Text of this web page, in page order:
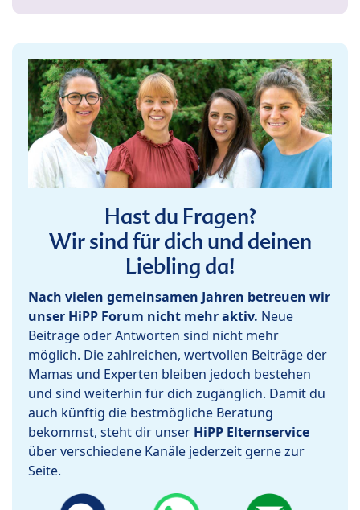
Hast du Fragen?
Wir sind für dich und deinen
Liebling da!
Nach vielen gemeinsamen Jahren betreuen wir
unser HiPP Forum nicht mehr aktiv. Neue
Beiträge oder Antworten sind nicht mehr
möglich. Die zahlreichen, wertvollen Beiträge der
Mamas und Experten bleiben jedoch bestehen
und sind weiterhin für dich zugänglich. Damit du
auch künftig die bestmögliche Beratung
bekommst, steht dir unser HiPP Elternservice
über verschiedene Kanäle jederzeit gerne zur
Seite.